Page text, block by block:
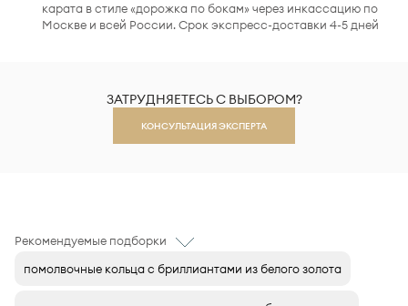
карата в стиле «дорожка по бокам» через инкассацию по
Москве и всей России. Срок экспресс-доставки 4-5 дней
ЗАТРУДНЯЕТЕСЬ С ВЫБОРОМ?
КОНСУЛЬТАЦИЯ ЭКСПЕРТА
Рекомендуемые подборки
помолвочные кольца с бриллиантами из белого золота